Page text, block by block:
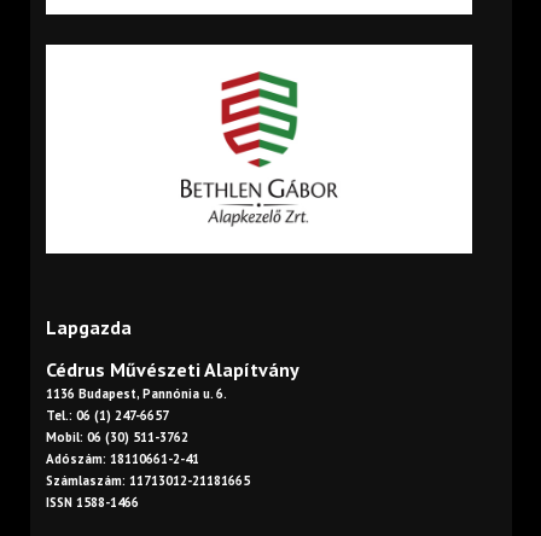
Lapgazda
Cédrus Művészeti Alapítvány
1136 Budapest, Pannónia u. 6.
Tel.: 06 (1) 247-6657
Mobil: 06 (30) 511-3762
Adószám: 18110661-2-41
Számlaszám: 11713012-21181665
ISSN 1588-1466